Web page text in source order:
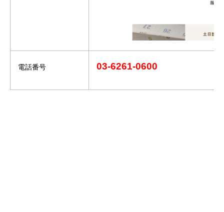
電話番号 03-6261-0600